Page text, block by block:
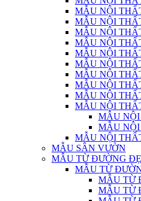
MẪU NỘI
MẪU NỘI
MẪU NỘI
MẪU NỘI
MẪU NỘI
MẪU NỘI
MẪU NỘI
MẪU NỘI
MẪU NỘI
MẪU NỘI
MẪU
MẪU NỘI
MẪU NỘI
MẪU SÂN VƯỜN
MẪU TỪ ĐƯỜNG
MẪU TỪ
MẪU TỪ
MẪU TỪ